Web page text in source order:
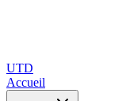
UTD
Accueil